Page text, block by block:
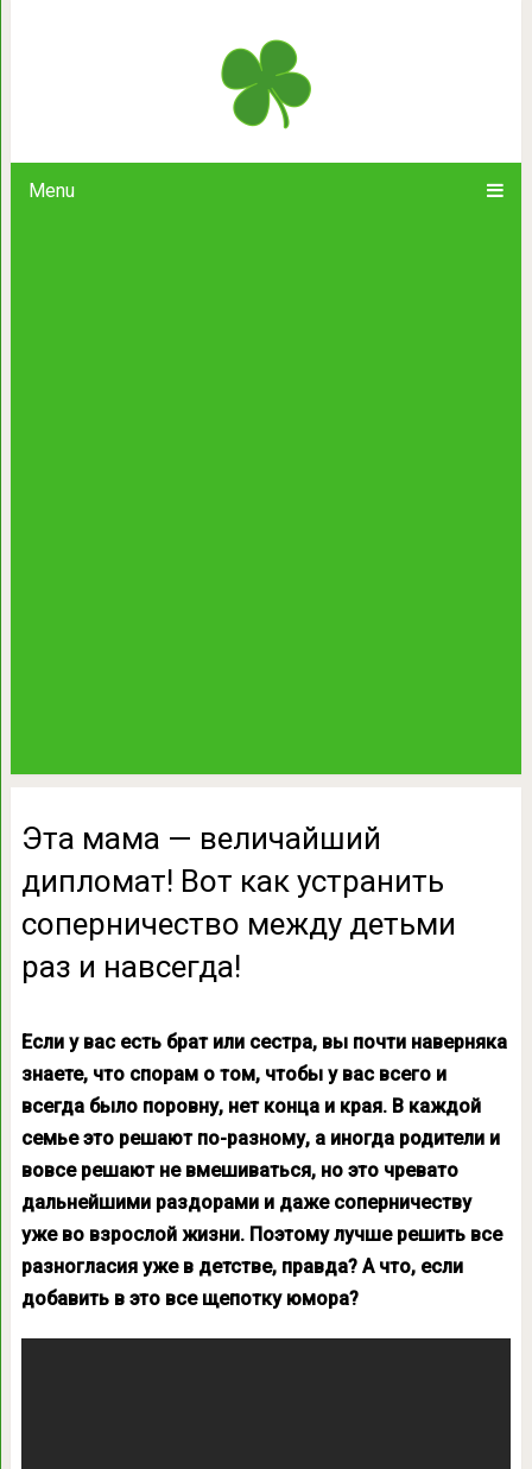
Menu
Эта мама — величайший
соперничество между
Эта мама — величайший
дипломат! Вот как устранить
соперничество между детьми
раз и навсегда!
Если у вас есть брат или сестра, вы почти наверняка
знаете, что спорам о том, чтобы у вас всего и
всегда было поровну, нет конца и края. В каждой
семье это решают по-разному, а иногда родители и
вовсе решают не вмешиваться, но это чревато
дальнейшими раздорами и даже соперничеству
уже во взрослой жизни. Поэтому лучше решить все
разногласия уже в детстве, правда? А что, если
добавить в это все щепотку юмора?